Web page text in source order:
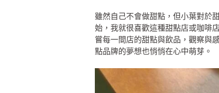
雖然自己不會做甜點，但小葉對於
始，我就很喜歡這種甜點店或咖啡
嘗每一間店的甜點與飲品，觀察與
點品牌的夢想也悄悄在心中萌芽。